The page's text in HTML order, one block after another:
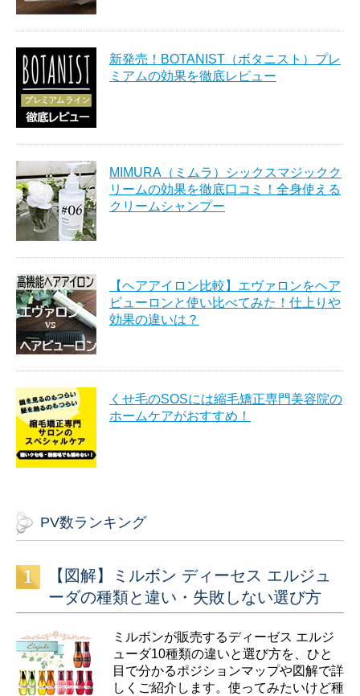
新発売！BOTANIST（ボタニスト）プレ
ミアムの効果を徹底レビュー
MIMURA（ミムラ）シックスマジックク
リームの効果を徹底口コミ！全身使える
クリームシャンプー
【ヘアアイロン比較】エヴァロンをヘア
ビューロンと使い比べてみた！仕上りや
効果の違いは？
くせ毛のSOSには縮毛矯正専門美容院の
ホームケアがおすすめ！
PV数ランキング
【図解】ミルボン ディーセス エルジュ
ーダの種類と違い・失敗しない選び方
ミルボンが販売するディーゼス エルジ
ューダ10種類の違いと選び方を、ひと
目で分かるポジションマップや図解で詳
しくご紹介します。使ってみたいけど種